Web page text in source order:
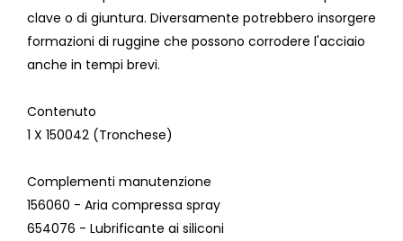
clave o di giuntura. Diversamente potrebbero insorgere
formazioni di ruggine che possono corrodere l'acciaio
anche in tempi brevi.
Contenuto
1 X 150042 (Tronchese)
Complementi manutenzione
156060 - Aria compressa spray
654076 - Lubrificante ai siliconi